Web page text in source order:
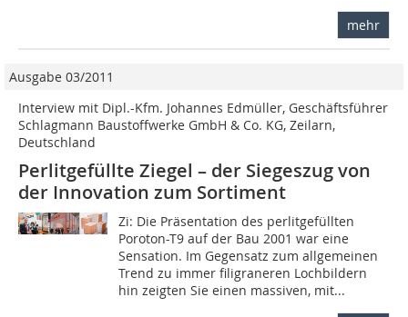
mehr
Ausgabe 03/2011
Interview mit Dipl.-Kfm. Johannes Edmüller, Geschäftsführer
Schlagmann Baustoffwerke GmbH & Co. KG, Zeilarn,
Deutschland
Perlitgefüllte Ziegel – der Siegeszug von
der Innovation zum Sortiment
Zi: Die Präsentation des perlitgefüllten
Poroton-T9 auf der Bau 2001 war eine
Sensation. Im Gegensatz zum allgemeinen
Trend zu immer filigraneren Lochbildern
hin zeigten Sie einen massiven, mit...